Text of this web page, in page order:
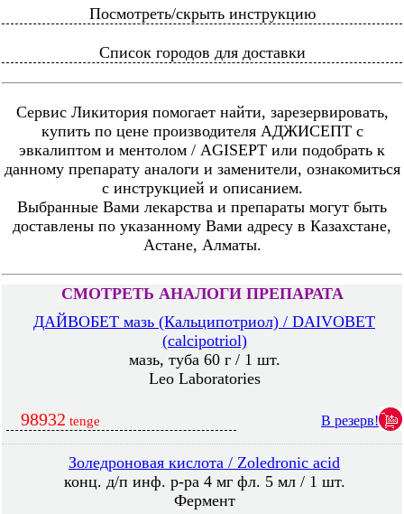
Посмотреть/скрыть инструкцию
Список городов для доставки
Сервис Ликитория помогает найти, зарезервировать,
купить по цене производителя АДЖИСЕПТ с
эвкалиптом и ментолом / AGISEPT или подобрать к
данному препарату аналоги и заменители, ознакомиться
с инструкцией и описанием.
Выбранные Вами лекарства и препараты могут быть
доставлены по указанному Вами адресу в Казахстане,
Астане, Алматы.
СМОТРЕТЬ АНАЛОГИ ПРЕПАРАТА
ДАЙВОБЕТ мазь (Кальципотриол) / DAIVOBET
(calcipotriol)
мазь, туба 60 г / 1 шт.
Leo Laboratories
98932 tenge В резерв!
Золедроновая кислота / Zoledronic acid
конц. д/п инф. р-ра 4 мг фл. 5 мл / 1 шт.
Фермент